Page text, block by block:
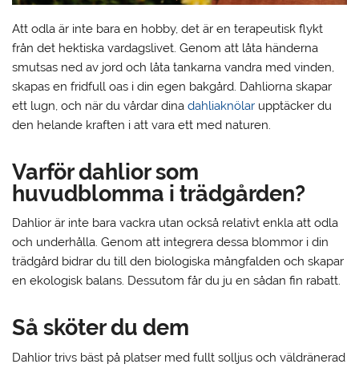
Att odla är inte bara en hobby, det är en terapeutisk flykt
från det hektiska vardagslivet. Genom att låta händerna
smutsas ned av jord och låta tankarna vandra med vinden,
skapas en fridfull oas i din egen bakgård. Dahliorna skapar
ett lugn, och när du vårdar dinadahliaknölar upptäcker du
den helande kraften i att vara ett med naturen.
Varför dahlior som
huvudblomma i trädgården?
Dahlior är inte bara vackra utan också relativt enkla att odla
och underhålla. Genom att integrera dessa blommor i din
trädgård bidrar du till den biologiska mångfalden och skapar
en ekologisk balans. Dessutom får du ju en sådan fin rabatt.
Så sköter du dem
Dahlior trivs bäst på platser med fullt solljus och väldränerad